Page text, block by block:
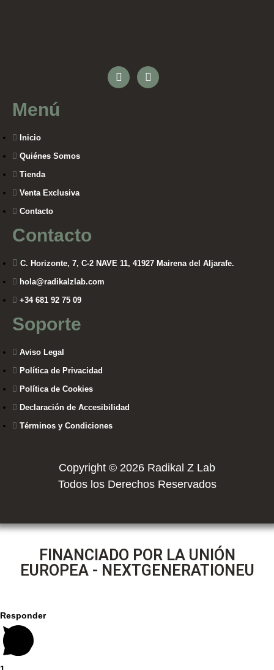
Menú
Inicio
Quiénes Somos
Tienda
Venta Exclusiva
Contacto
Contacto
C. Horizonte, 7, C-2 NAVE 11, 41927 Mairena del Aljarafe.
hola@radikalzlab.com
+34 681 92 75 09
Soporte
Aviso Legal
Política de Privacidad
Política de Cookies
Declaración de Accesibilidad
Términos y Condiciones
Copyright © 2026 Radikal Z Lab
Todos los Derechos Reservados
FINANCIADO POR LA UNIÓN
EUROPEA - NEXTGENERATIONEU
Responder